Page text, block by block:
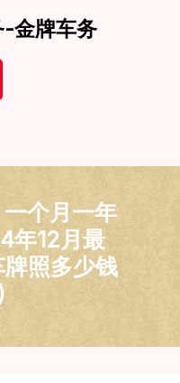
金牌车务
个月一年
年12月最
照多少钱